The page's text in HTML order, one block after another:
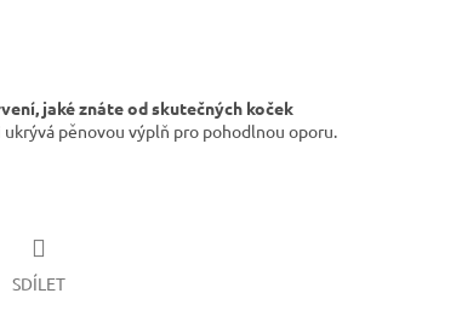
jaké znáte od skutečných koček
pěnovou výplň pro pohodlnou oporu.
SDÍLET